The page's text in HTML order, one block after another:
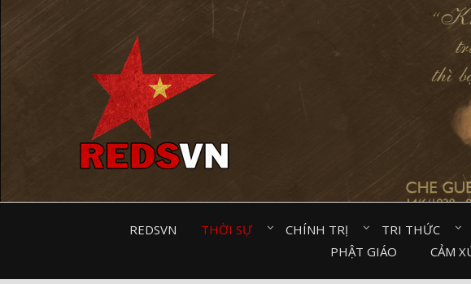
REDSVN THỜI SỰ⠀ CHÍNH TRỊ⠀ TRI THỨC⠀
PHẬT GIÁO⠀
CẢM